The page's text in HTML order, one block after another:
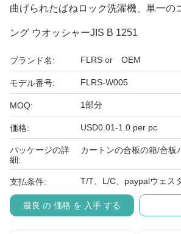
曲げられたばねロック洗濯機、単一の
ング ウオッシャーJIS B 1251
ブランド名: FLRS or OEM
モデル番号: FLRS-W005
MOQ: 1部分
価格: USD0.01-1.0 per pc
パッケージの詳
細:
カートンの合板の箱/合板
支払条件: T/T、L/C、paypalウェス
最良 の 価格 を 入手 する